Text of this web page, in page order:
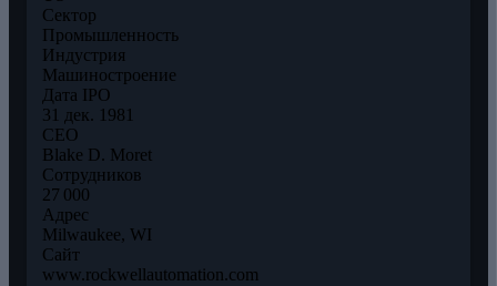
Сектор
Промышленность
Индустрия
Машиностроение
Дата IPO
31 дек. 1981
CEO
Blake D. Moret
Сотрудников
27 000
Адрес
Milwaukee, WI
Сайт
www.rockwellautomation.com